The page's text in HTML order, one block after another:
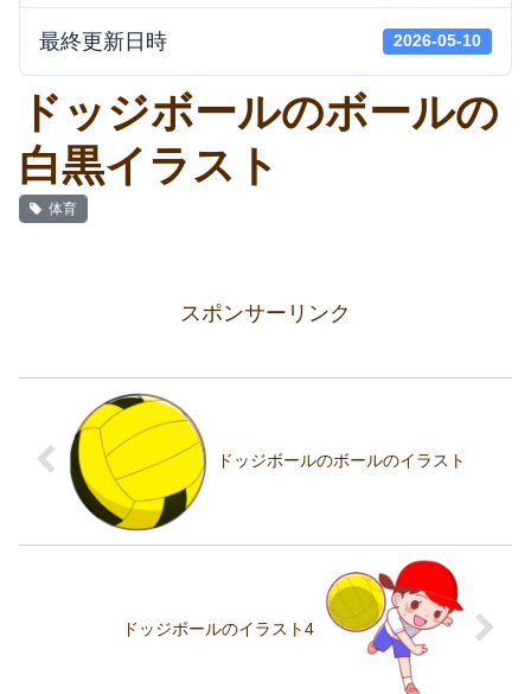
最終更新日時 2026-05-10
ドッジボールのボールの
白黒イラスト
体育
スポンサーリンク
ドッジボールのボールのイラスト
ドッジボールのイラスト4